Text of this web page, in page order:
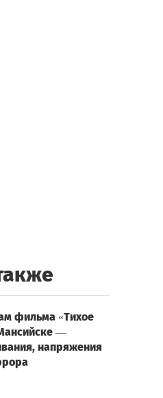
фильма «Тихое
—
напряжения